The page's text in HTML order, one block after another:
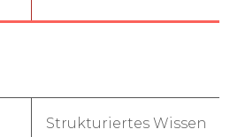
Strukturiertes Wissen